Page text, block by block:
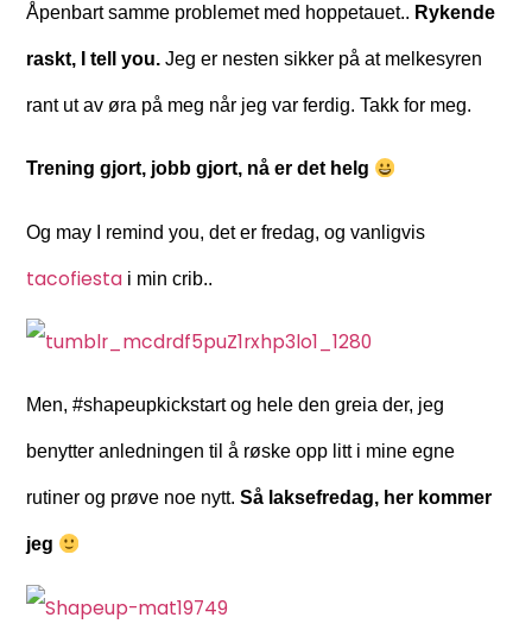
Åpenbart samme problemet med hoppetauet.. Rykende
raskt, I tell you. Jeg er nesten sikker på at melkesyren
rant ut av øra på meg når jeg var ferdig. Takk for meg.
Trening gjort, jobb gjort, nå er det helg
Og may I remind you, det er fredag, og vanligvis
tacofiesta i min crib..
Men, #shapeupkickstart og hele den greia der, jeg
benytter anledningen til å røske opp litt i mine egne
rutiner og prøve noe nytt.Så laksefredag, her kommer
jeg